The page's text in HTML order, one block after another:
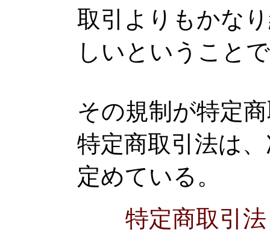
取引よりもかな
しいということ
その規制が特定
特定商取引法は
定めている。
特定商取引